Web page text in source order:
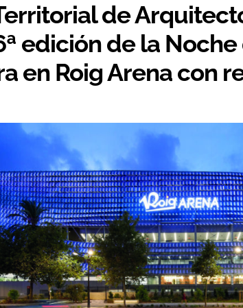
de
edición de la Noche
en Roig Arena con